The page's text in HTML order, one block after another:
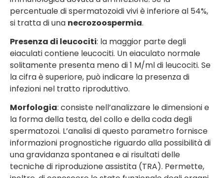
percentuale di spermatozoidi vivi è inferiore al 54%,
si tratta di una necrozoospermia.
Presenza di leucociti: la maggior parte degli
eiaculati contiene leucociti. Un eiaculato normale
solitamente presenta meno di 1 M/ml di leucociti. Se
la cifra è superiore, può indicare la presenza di
infezioni nel tratto riproduttivo.
Morfologia: consiste nell’analizzare le dimensioni e
la forma della testa, del collo e della coda degli
spermatozoi. L’analisi di questo parametro fornisce
informazioni prognostiche riguardo alla possibilità di
una gravidanza spontanea e ai risultati delle
tecniche di riproduzione assistita (TRA). Permette,